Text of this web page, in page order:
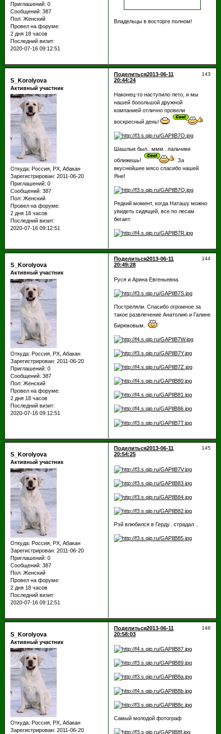
Приглашений: 0
Сообщений: 387
Пол: Женский
Провел на форуме:
2 дня 18 часов
Последний визит:
2020-07-16 09:12:51
Владельцы в восторге полном!
Поделиться 143
2013-06-11
20:44:24
S_Korolyova
Активный участник
Откуда: Россия, РХ, Абакан
Зарегистрирован: 2011-06-20
Приглашений: 0
Сообщений: 387
Пол: Женский
Провел на форуме:
2 дня 18 часов
Последний визит:
2020-07-16 09:12:51
Наконец-то наступило лето, и мы
нашей бооольшой дружной
компанией отлично провели
воскресный день!
Шашлык был.. ммм.. пальчики
оближешь!
За
вкуснейшее мясо спасибо нашей
Яне!
Редкий момент, когда Наташу можно
увидеть сидящей, все по лесам
бегает.
Поделиться 144
2013-06-11
20:49:28
S_Korolyova
Активный участник
Откуда: Россия, РХ, Абакан
Зарегистрирован: 2011-06-20
Приглашений: 0
Сообщений: 387
Пол: Женский
Провел на форуме:
2 дня 18 часов
Последний визит:
2020-07-16 09:12:51
Руся и Арина Евгеньевна.
Постреляли. Спасибо огромное за
такое развлечение Анатолию и Галине
Бирюковым.
Поделиться 145
2013-06-11
20:54:25
S_Korolyova
Активный участник
Откуда: Россия, РХ, Абакан
Зарегистрирован: 2011-06-20
Приглашений: 0
Сообщений: 387
Пол: Женский
Провел на форуме:
2 дня 18 часов
Последний визит:
2020-07-16 09:12:51
Рэй влюбился в Герду.. страдал ..
Поделиться 146
2013-06-11
20:58:03
S_Korolyova
Активный участник
Откуда: Россия, РХ, Абакан
Зарегистрирован: 2011-06-20
Самый молодой фотограф